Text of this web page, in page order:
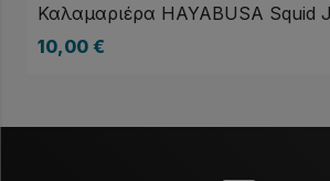
Καλαμαριέρα HAYABUSA Squid
10,00 €